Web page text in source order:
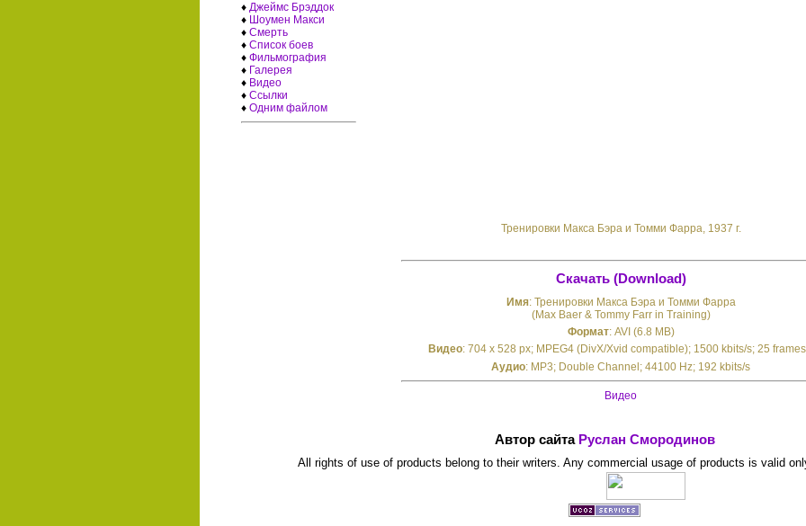
♦ Джеймс Брэддок
♦ Шоумен Макси
♦Смерть
♦Список боев
♦Фильмография
♦ Галерея
♦ Видео
♦Ссылки
♦Одним файлом
Тренировки Макса Бэра и Томми Фарра, 1937 г.
Скачать (Download)
Имя: Тренировки Макса Бэра и Томми Фарра
(Max Baer & Tommy Farr in Training)
Формат: AVI (6.8 MB)
Видео: 704 x 528 px; MPEG4 (DivX/Xvid compatible); 1500 kbits/s; 25
Аудио: MP3; Double Channel; 44100 Hz; 192 kbits/s
Видео
Автор сайта Руслан Смородинов
All rights of use of products belong to their writers. Any commercial usage of products is valid